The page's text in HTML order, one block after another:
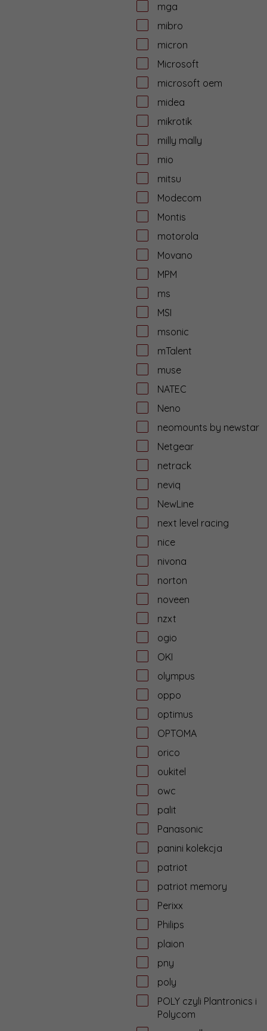
mga
mibro
micron
Microsoft
microsoft oem
midea
mikrotik
milly mally
mio
mitsu
Modecom
Montis
motorola
Movano
MPM
ms
MSI
msonic
mTalent
muse
NATEC
Neno
neomounts by newstar
Netgear
netrack
neviq
NewLine
next level racing
nice
nivona
norton
noveen
nzxt
ogio
OKI
olympus
oppo
optimus
OPTOMA
orico
oukitel
owc
palit
Panasonic
panini kolekcja
patriot
patriot memory
Perixx
Philips
plaion
pny
poly
POLY czyli Plantronics i
Polycom